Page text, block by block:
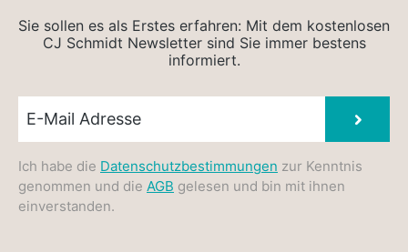
Sie sollen es als Erstes erfahren: Mit dem kostenlosen
CJ Schmidt Newsletter sind Sie immer bestens
informiert.
Ich habe die Datenschutzbestimmungen zur Kenntnis
genommen und die AGB gelesen und bin mit ihnen
einverstanden.